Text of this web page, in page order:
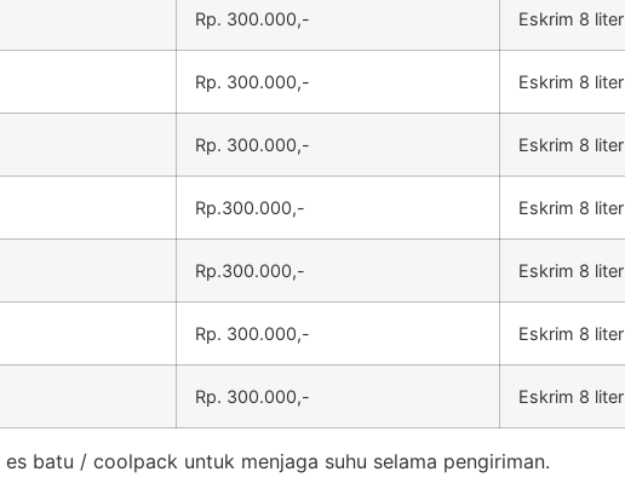
Rp. 300.000,- Eskrim 8 liter
Rp. 300.000,- Eskrim 8 liter
Rp. 300.000,- Eskrim 8 liter
Rp.300.000,- Eskrim 8 liter
Rp.300.000,- Eskrim 8 liter
Rp. 300.000,- Eskrim 8 liter
Rp. 300.000,- Eskrim 8 liter
batu / coolpack untuk menjaga suhu selama pengiriman.